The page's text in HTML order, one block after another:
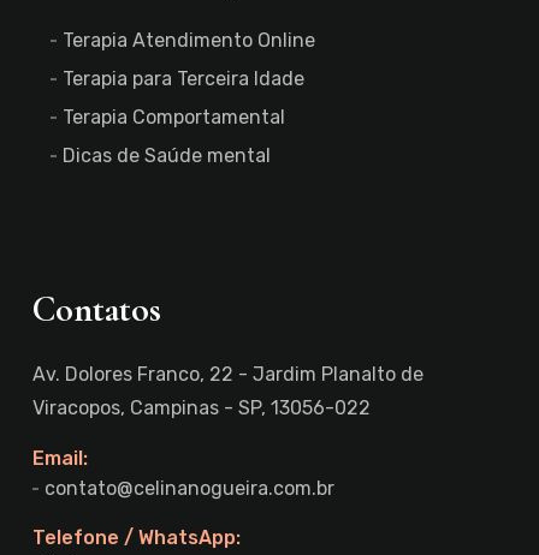
Terapia Atendimento Online
Terapia para Terceira Idade
Terapia Comportamental
Dicas de Saúde mental
Contatos
Av. Dolores Franco, 22 - Jardim Planalto de
Viracopos, Campinas - SP, 13056-022
Email:
contato@celinanogueira.com.br
Telefone / WhatsApp: